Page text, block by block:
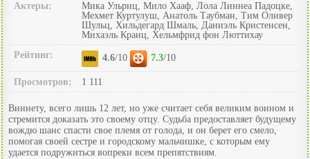
Актеры:
Мика Ульриц, Мило Хааф, Лола Линнеа Падоцке,
Мехмет Куртулуш, Анатоль Таубман, Тим Оливер
Шульц, Хильдегард Шмаль, Даниэль Кристенсен,
Михаэль Кранц, Хельмфрид фон Люттихау
Рейтинг:
4.6/10 7.3/10
Просмотров: 1 111
Виннету, всего лишь 12 лет, но уже считает себя великим воином и
стремится доказать это своему отцу. Судьба предоставляет будущему
вождю шанс спасти свое племя от голода, и он берет его смело,
помогая своей сестре и городскому мальчишке, с которым ему
удается подружиться вопреки всем препятствиям.